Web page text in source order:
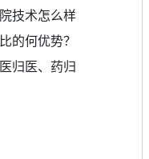
技术怎么样
的何优势？
归医、药归